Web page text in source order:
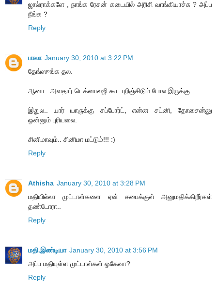
ஜால்ராக்களே , நாங்க ரேசன் கடையில் அரிசி வாங்கியாச்சு ? அப்ப
நீங்க ?
Reply
பாலா January 30, 2010 at 3:22 PM
தேங்ஸுங்க தல.
ஆனா.. அவதார் டெக்னாலஜி கூட புரிஞ்சிடும் போல இருக்கு.
இதுல.. யார் யாருக்கு சப்போர்ட், என்ன சட்னி, தோசைன்னு
ஒன்னும் புரியலை.
சினிமாவும்.. சினிமா மட்டும்!!! :)
Reply
Athisha January 30, 2010 at 3:28 PM
மதியில்லா முட்டாள்களை ஏன் சபைக்குள் அனுமதிக்கிறீர்கள்
தண்டோரா..
Reply
மதி.இண்டியா January 30, 2010 at 3:56 PM
அப்ப மதியுள்ள முட்டாள்கள் ஓகேவா?
Reply